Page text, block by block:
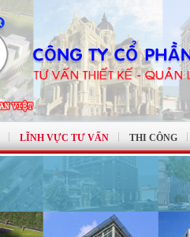
LĨNH VỰC TƯ VẤN THI CÔNG